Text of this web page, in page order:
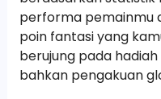
performa pemainmu
poin fantasi yang
berujung pada
bahkan pengakuan